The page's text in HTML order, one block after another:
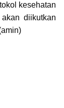
kesehatan
diikutkan